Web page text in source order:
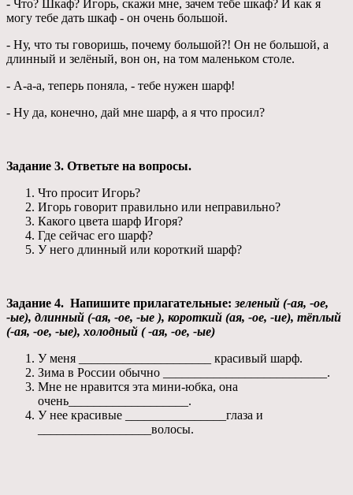
- Что? Шкаф? Игорь, скажи мне, зачем тебе шкаф? И как я
могу тебе дать шкаф - он очень большой.
- Ну, что ты говоришь, почему большой?! Он не большой, а
длинный и зелёный, вон он, на том маленьком столе.
- А-а-а, теперь поняла, - тебе нужен шарф!
- Ну да, конечно, дай мне шарф, а я что просил?
Задание 3. Ответьте на вопросы.
Что просит Игорь?
Игорь говорит правильно или неправильно?
Какого цвета шарф Игоря?
Где сейчас его шарф?
У него длинный или короткий шарф?
Задание 4. Напишите прилагательные: зеленый (-ая, -oe,
-ые), длинный (-ая, -oe, -ые ), короткий (ая, -oe, -ие), тёплый
(-ая, -oe, -ые), холодный ( -ая, -oe, -ые)
У меня _____________________ красивый шарф.
Зима в России обычно __________________________.
Мне не нравится эта мини-юбка, она
очень___________________.
У нее красивые ________________глаза и
__________________волосы.